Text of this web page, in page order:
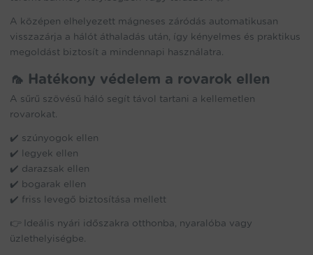
A középen elhelyezett mágneses záródás automatikusan
visszazárja a hálót áthaladás után, így kényelmes és praktikus
megoldást biztosít a mindennapi használatra.
🦟 Hatékony védelem a rovarok ellen
A sűrű szövésű háló segít távol tartani a kellemetlen
rovarokat.
✔️ szúnyogok ellen
✔️ legyek ellen
✔️ darazsak ellen
✔️ bogarak ellen
✔️ friss levegő biztosítása mellett
👉 Ideális nyári időszakra otthonba, nyaralóba vagy
üzlethelyiségbe.